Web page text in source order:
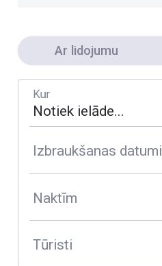
Ar lidojumu
Kur
Izbraukšanas datumi
Naktīm
Tūristi